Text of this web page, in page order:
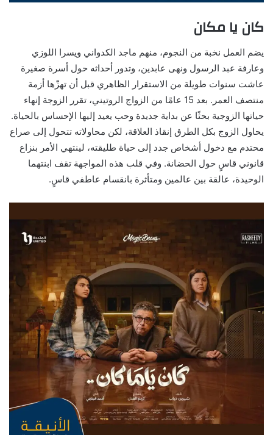
كان يا مكان
يضم العمل نخبة من النجوم، منهم ماجد الكدواني ويسرا اللوزي
وعارفة عبد الرسول ونهى عابدين، وتدور أحداثه حول أسرة صغيرة
عاشت سنوات طويلة من الاستقرار الظاهري قبل أن تهزّها أزمة
منتصف العمر. بعد 15 عامًا من الزواج الروتيني، تقرر الزوجة إنهاء
حياتها الزوجية بحثًا عن بداية جديدة وحب يعيد إليها الإحساس بالحياة.
يحاول الزوج بكل الطرق إنقاذ العلاقة، لكن محاولاته تتحول إلى صراع
محتدم مع دخول أشخاص جدد إلى حياة طليقته، لينتهي الأمر بنزاع
قانوني قاسٍ حول الحضانة. وفي قلب هذه المواجهة تقف ابنتهما
الوحيدة، عالقة بين عالمين ومتأثرة بانقسام عاطفي قاسٍ.